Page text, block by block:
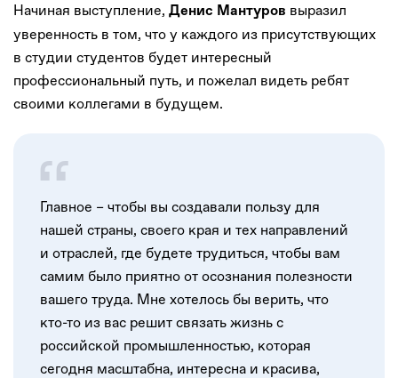
Начиная выступление, Денис Мантуров выразил
уверенность в том, что у каждого из присутствующих
в студии студентов будет интересный
профессиональный путь, и пожелал видеть ребят
своими коллегами в будущем.
Главное – чтобы вы создавали пользу для
нашей страны, своего края и тех направлений
и отраслей, где будете трудиться, чтобы вам
самим было приятно от осознания полезности
вашего труда. Мне хотелось бы верить, что
кто-то из вас решит связать жизнь с
российской промышленностью, которая
сегодня масштабна, интересна и красива,